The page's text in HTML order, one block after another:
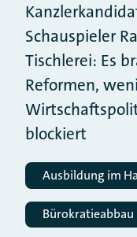
Schauspieler
Tischlerei: Es
Reformen,
blockiert
Ausbildung im
Bürokratieabbau